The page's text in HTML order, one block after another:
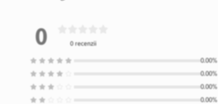
0 0 recenzii